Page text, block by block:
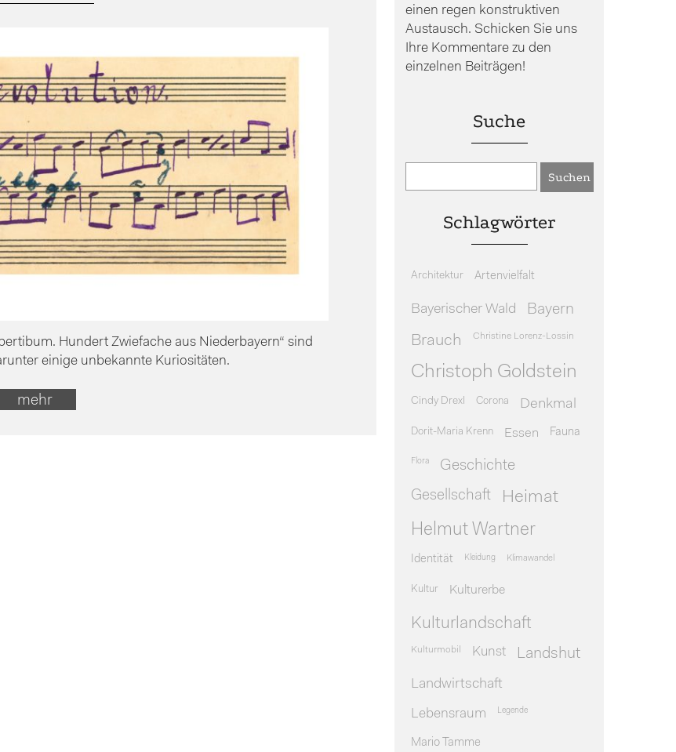
Hundert Zwiefache aus Niederbayern“ sind
einige unbekannte Kuriositäten.
mehr
einen regen konstruktiven
Austausch. Schicken Sie uns
Ihre Kommentare zu den
einzelnen Beiträgen!
Suche
Schlagwörter
Architektur Artenvielfalt
Bayerischer Wald Bayern
Brauch Christine Lorenz-Lossin
Christoph Goldstein
Cindy Drexl Corona Denkmal
Dorit-Maria Krenn Essen Fauna
Flora Geschichte
Gesellschaft
Heimat
Helmut Wartner
Identität Kleidung Klimawandel
Kultur Kulturerbe
Kulturlandschaft
Kulturmobil Kunst Landshut
Landwirtschaft
Lebensraum Legende
Mario Tamme